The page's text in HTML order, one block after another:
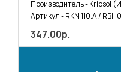
Производитель - Kripsol
Артикул - RKN 110.A /
347.00р.